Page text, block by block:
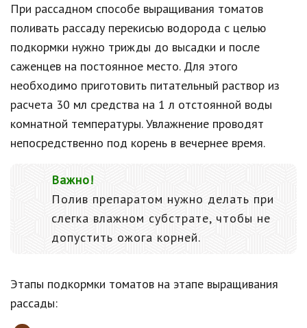
При рассадном способе выращивания томатов
поливать рассаду перекисью водорода с целью
подкормки нужно трижды до высадки и после
саженцев на постоянное место. Для этого
необходимо приготовить питательный раствор из
расчета 30 мл средства на 1 л отстоянной воды
комнатной температуры. Увлажнение проводят
непосредственно под корень в вечернее время.
Важно!
Полив препаратом нужно делать при
слегка влажном субстрате, чтобы не
допустить ожога корней.
Этапы подкормки томатов на этапе выращивания
рассады: